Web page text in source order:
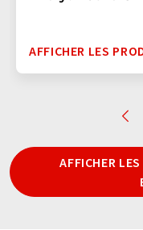
AFFICHER LES
AFFICHER